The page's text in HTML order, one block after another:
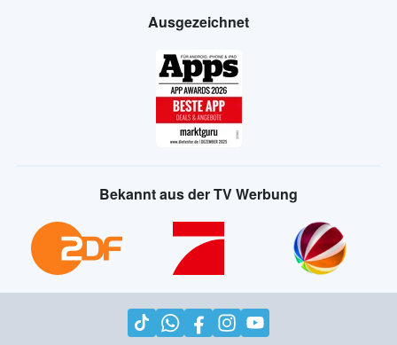
Ausgezeichnet
Bekannt aus der TV Werbung